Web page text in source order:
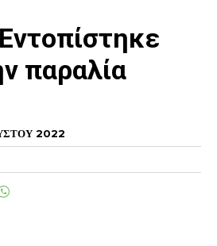
παραλία
2022